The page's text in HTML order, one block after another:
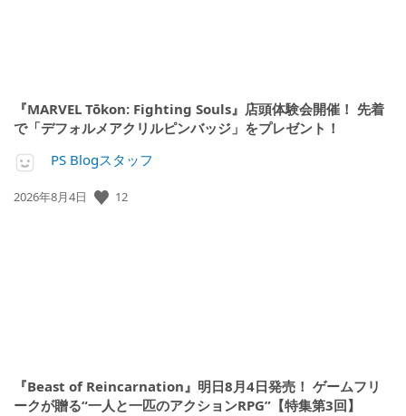
『MARVEL Tōkon: Fighting Souls』店頭体験会開催！ 先着
で「デフォルメアクリルピンバッジ」をプレゼント！
PS Blogスタッフ
公
2026年8月4日 12
『Beast of Reincarnation』明日8月4日発売！ ゲームフリ
ークが贈る“一人と一匹のアクションRPG”【特集第3回】